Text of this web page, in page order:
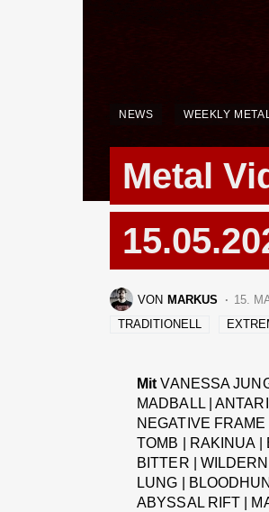
NEWS WEEKLY
Metal
VON MARKUS 15.
TRADITIONELL
MitVANESSA
MADBALL |
NEGATIVE
TOMB | RAKINUA |
BITTER |
LUNG |
ABYSSAL RIFT |